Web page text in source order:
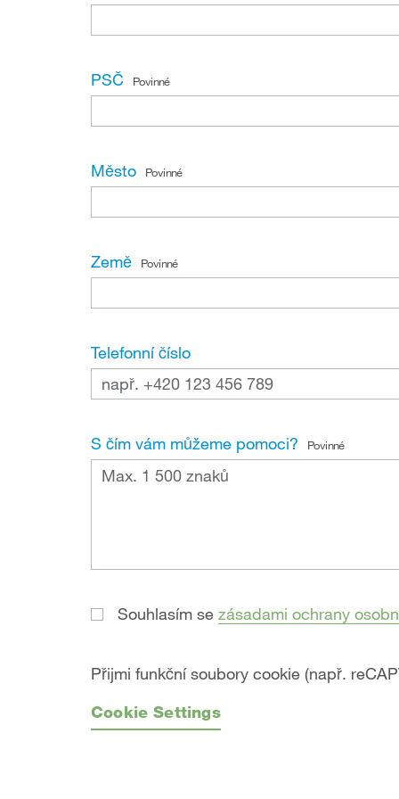
PSČ Povinné
Město Povinné
Země Povinné
Telefonní číslo
S čím vám můžeme pomoci? Povinné
Souhlasím sezásadami ochrany
Přijmi funkční soubory cookie (např.
Cookie Settings